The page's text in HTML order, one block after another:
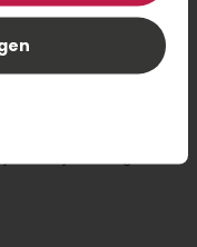
het is